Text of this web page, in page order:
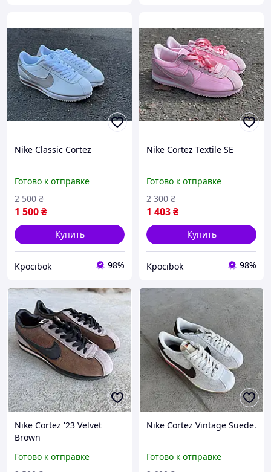
Nike Classic Cortez
Готово к отправке
1 500₴
2 500 ₴
Купить
Kpocibok 98%
Nike Cortez Textile SE
Готово к отправке
1 403₴
2 300 ₴
Купить
Kpocibok 98%
Nike Cortez '23 Velvet
Brown
Готово к отправке
Nike Cortez Vintage Suede.
Готово к отправке